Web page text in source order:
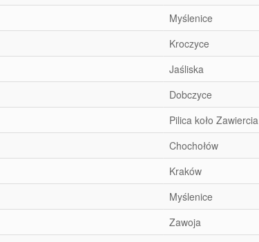
Myślenice
Kroczyce
Jaśliska
Dobczyce
Pilica koło Zawiercia
Chochołów
Kraków
Myślenice
Zawoja